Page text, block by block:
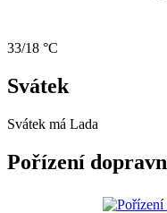
33/18 °C
Svátek
Svátek má Lada
Pořízení